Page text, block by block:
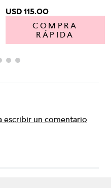
USD 115.00
COMPRA
RÁPIDA
escribir un comentario